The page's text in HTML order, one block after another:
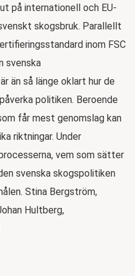
på internationell och EU-
skogsbruk. Parallellt
inom FSC
svenska
än så länge oklart hur de
politiken. Beroende
får mest genomslag kan
riktningar. Under
vem som sätter
svenska skogspolitiken
Stina Bergström,
Hultberg,